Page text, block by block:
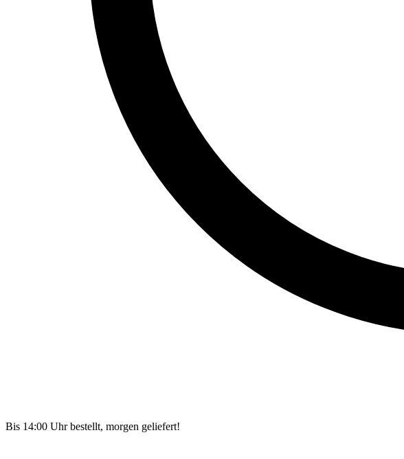
Bis 14:00 Uhr bestellt, morgen geliefert!